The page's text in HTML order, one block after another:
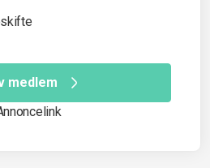
medlem